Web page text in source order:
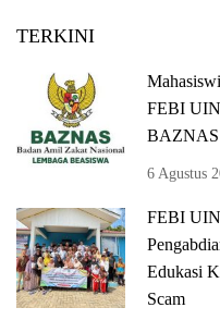
TERKINI
FEBI UIN
BAZNAS
6 Agustus
FEBI UIN
Edukasi
Scam